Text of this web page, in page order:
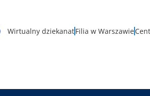
Wirtualny dziekanatFilia w Warszawie